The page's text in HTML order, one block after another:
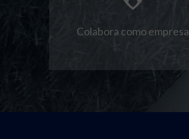
Colabora como empresa